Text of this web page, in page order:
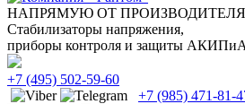
НАПРЯМУЮ ОТ ПРОИЗВОДИТЕЛЯ
Стабилизаторы напряжения,
приборы контроля и защиты АКИПиА
+7 (495) 502-59-60
+7 (985) 471-81-